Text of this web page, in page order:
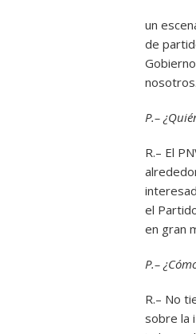
un
de
nosotros.
P.–
R.– El
el
en gran
P.–
R.– No
sobre la